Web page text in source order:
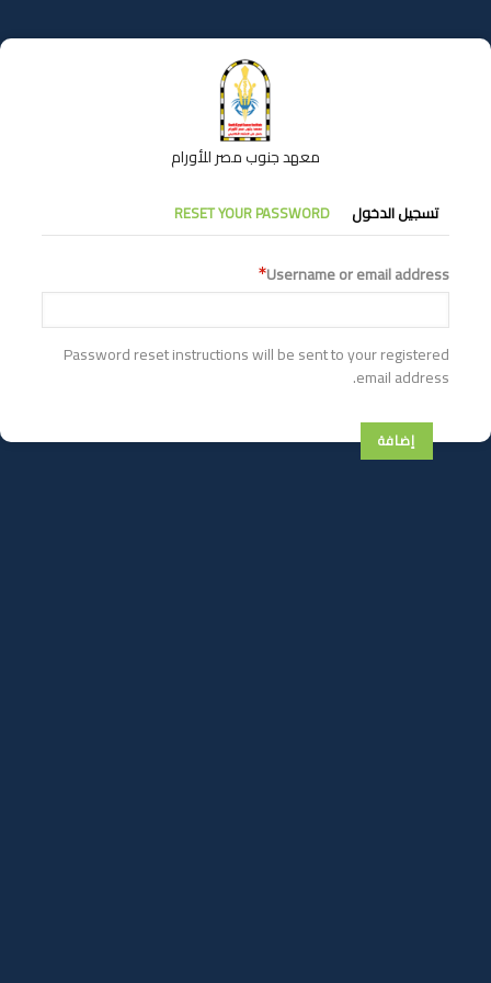
إلى
المحتوى
معهد جنوب مصر للأورام
التبويبات
الأساسية
تسجيل الدخول RESET YOUR PASSWORD
Username or email address
Password reset instructions will be sent to your registered
email address.